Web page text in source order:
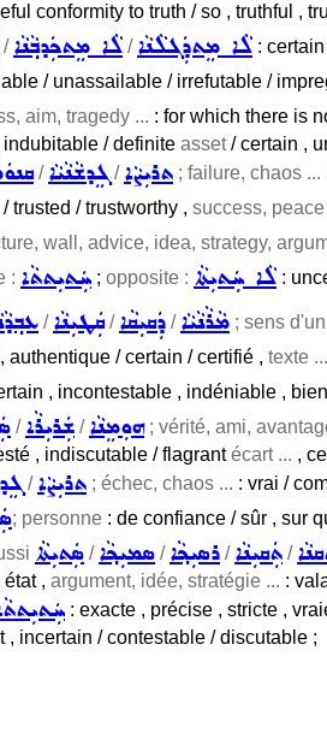
conformity to truth / so , truthful ,
/ܠܵܐ ܡܸܬܟܲܕܒ݂ܵܢܵܐ /ܠܵܐ ܡܸܬܕܲܓܠܵܢܵܐ :
/ unassailable / irrefutable /
aim, tragedy ... : for which there is
/ definite asset/ certain ,
/ܓܸܕܫܵܢܵܝܵܐ /ܬܪܝܼܨܵܐ ; failure, chaos ...
trusted / trustworthy , success,
wall, advice, idea, strategy,
: ܚܲܬܝܼܬܬܵܐ ; opposite : ܠܵܐ ܚܲܬܝܼܬܵܐ :
/ܩܲܛܝܼܢܵܐ/ܕܲܩܝܼܩܵܐ /ܡܵܪܵܢܵܝܵܐ ; sens
/ certain / certifié , texte ...
, incontestable , indéniable ,
/ܫܲܪܝܼܪܵܐ /ܗܘܼܡܸܢܵܐ; vérité, ami,
, indiscutable / flagrantécart ... ,
/ܬܪܝܼܨܵܐ ; échec, chaos ... : vrai /
; personne : de confiance / sûr , sur
ܣܲܬܝܼܬܵܐ /ܣܡܝܼܟ݂ܵܐ /ܪܣܝܼܟ݂ܵܐ /ܬܲܩܝܼܢܵܐ /
, argument, idée, stratégie ... :
: exacte , précise , stricte ,
incertain / contestable / discutable ;